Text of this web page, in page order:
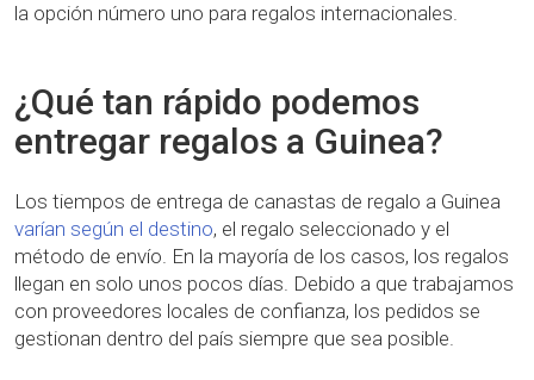
la opción número uno para regalos internacionales.
¿Qué tan rápido podemos
entregar regalos a Guinea?
Los tiempos de entrega de canastas de regalo a Guinea
varían según el destino, el regalo seleccionado y el
método de envío. En la mayoría de los casos, los regalos
llegan en solo unos pocos días. Debido a que trabajamos
con proveedores locales de confianza, los pedidos se
gestionan dentro del país siempre que sea posible.